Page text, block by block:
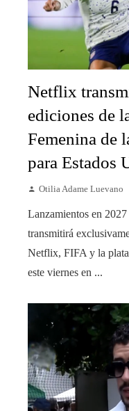
Netflix
ediciones de
Femenina de
para Estados
Otilia Adame Luevano
Lanzamientos en
transmitirá
Netflix, FIFA y la
este viernes en ...